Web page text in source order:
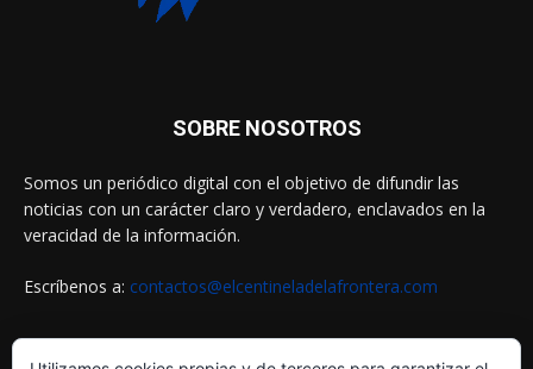
SOBRE NOSOTROS
Somos un periódico digital con el objetivo de difundir las
noticias con un carácter claro y verdadero, enclavados en la
veracidad de la información.
Escríbenos a: contactos@elcentineladelafrontera.com